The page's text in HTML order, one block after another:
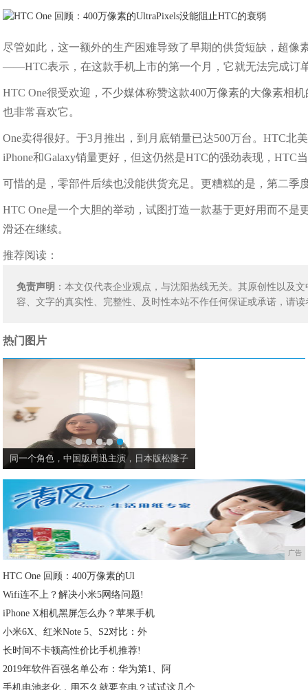
尽管如此，这一额外的生产困难导致了早期的供货短缺，超
——HTC表示，在这款手机上市的第一个月，它就无法完成订
HTC One很受欢迎，不少媒体称赞这款400万像素的大像素相
也非常喜欢它。
One卖得很好。于3月推出，到月底销量已达500万台。HTC
iPhone和Galaxy销量更好，但这仍然是HTC的强劲表现，
可惜的是，零部件后续也没能供货充足。更糟糕的是，第二季
HTC One是一个大胆的举动，试图打造一款基于更好用而不
滑还在继续。
推荐阅读：
免责声明 ：本文仅代表企业观点，与沈阳热线无关。其原创性以及
容、文字的真实性、完整性、及时性本站不作任何保证或承诺，请
热门图片
同一个角色，中国版周迅主演，日本版松隆子
广告
HTC One 回顾：400万像素的Ul
Wifi连不上？解决小米5网络问题!
iPhone X相机黑屏怎么办？苹果手机
小米6X、红米Note 5、S2对比：外
长时间不卡顿高性价比手机推荐!
2019年软件百强名单公布：华为第1、阿
手机电池老化，用不久就要充电？试试这几个